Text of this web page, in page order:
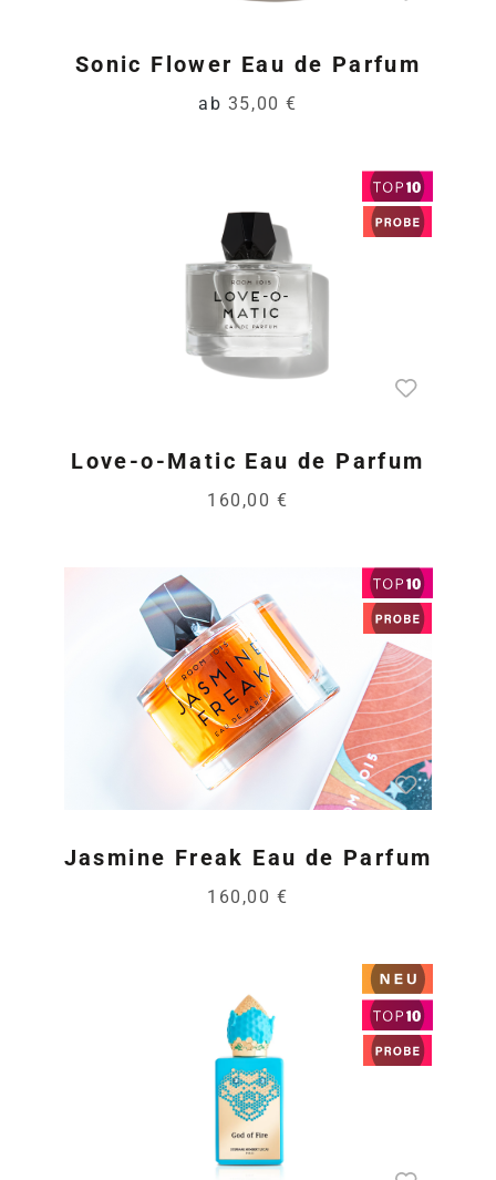
Sonic Flower Eau de Parfum
ab 35,00 €
Love-o-Matic Eau de Parfum
160,00 €
Jasmine Freak Eau de Parfum
160,00 €